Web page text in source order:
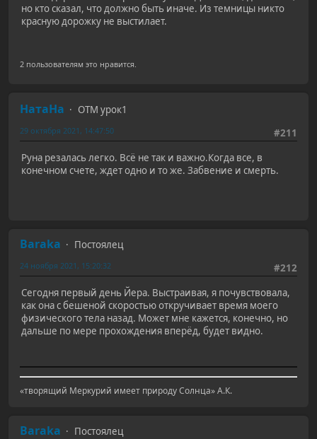
но кто сказал, что должно быть иначе. Из темницы никто
красную дорожку не выстилает.
2 пользователям это нравится.
НатаНа
ОТМ урок1
#211
29 октября 2021, 14:47:50
Руна резалась легко. Всё не так и важно.Когда все, в
конечном счете, ждет одно и то же. Забвение и смерть.
Baraka
Постоялец
#212
24 ноября 2021, 15:20:32
Сегодня первый день Йера. Выстраивая, я почувствовала,
как она с бешеной скоростью откручивает время моего
физического тела назад. Может мне кажется, конечно, но
дальше по мере прохождения вперёд, будет видно.
«творящий Меркурий имеет природу Солнца» А.К.
Baraka
Постоялец